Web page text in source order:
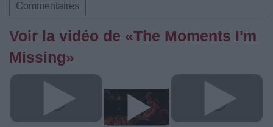
Commentaires
Voir la vidéo de «The Moments I'm
Missing»